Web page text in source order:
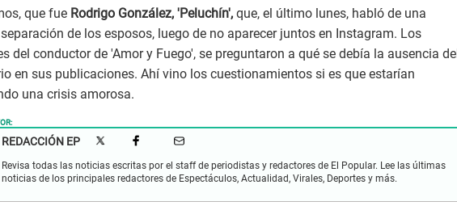
que fue Rodrigo González, 'Peluchín', que, el último lunes, habló de una
de los esposos, luego de no aparecer juntos en Instagram. Los
del conductor de 'Amor y Fuego', se preguntaron a qué se debía la ausencia del
en sus publicaciones. Ahí vino los cuestionamientos si es que estarían
una crisis amorosa.
REDACCIÓN EP
Revisa todas las noticias escritas por el staff de periodistas y redactores de El Popular. Lee las últimas
noticias de los principales redactores de Espectáculos, Actualidad, Virales, Deportes y más.